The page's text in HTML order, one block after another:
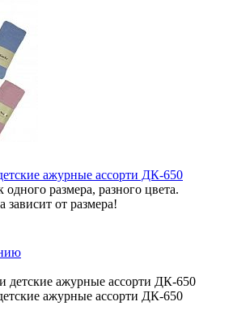
ажурные ассорти ДК-650
размера, разного цвета.
зависит от размера!
ажурные ассорти ДК-650